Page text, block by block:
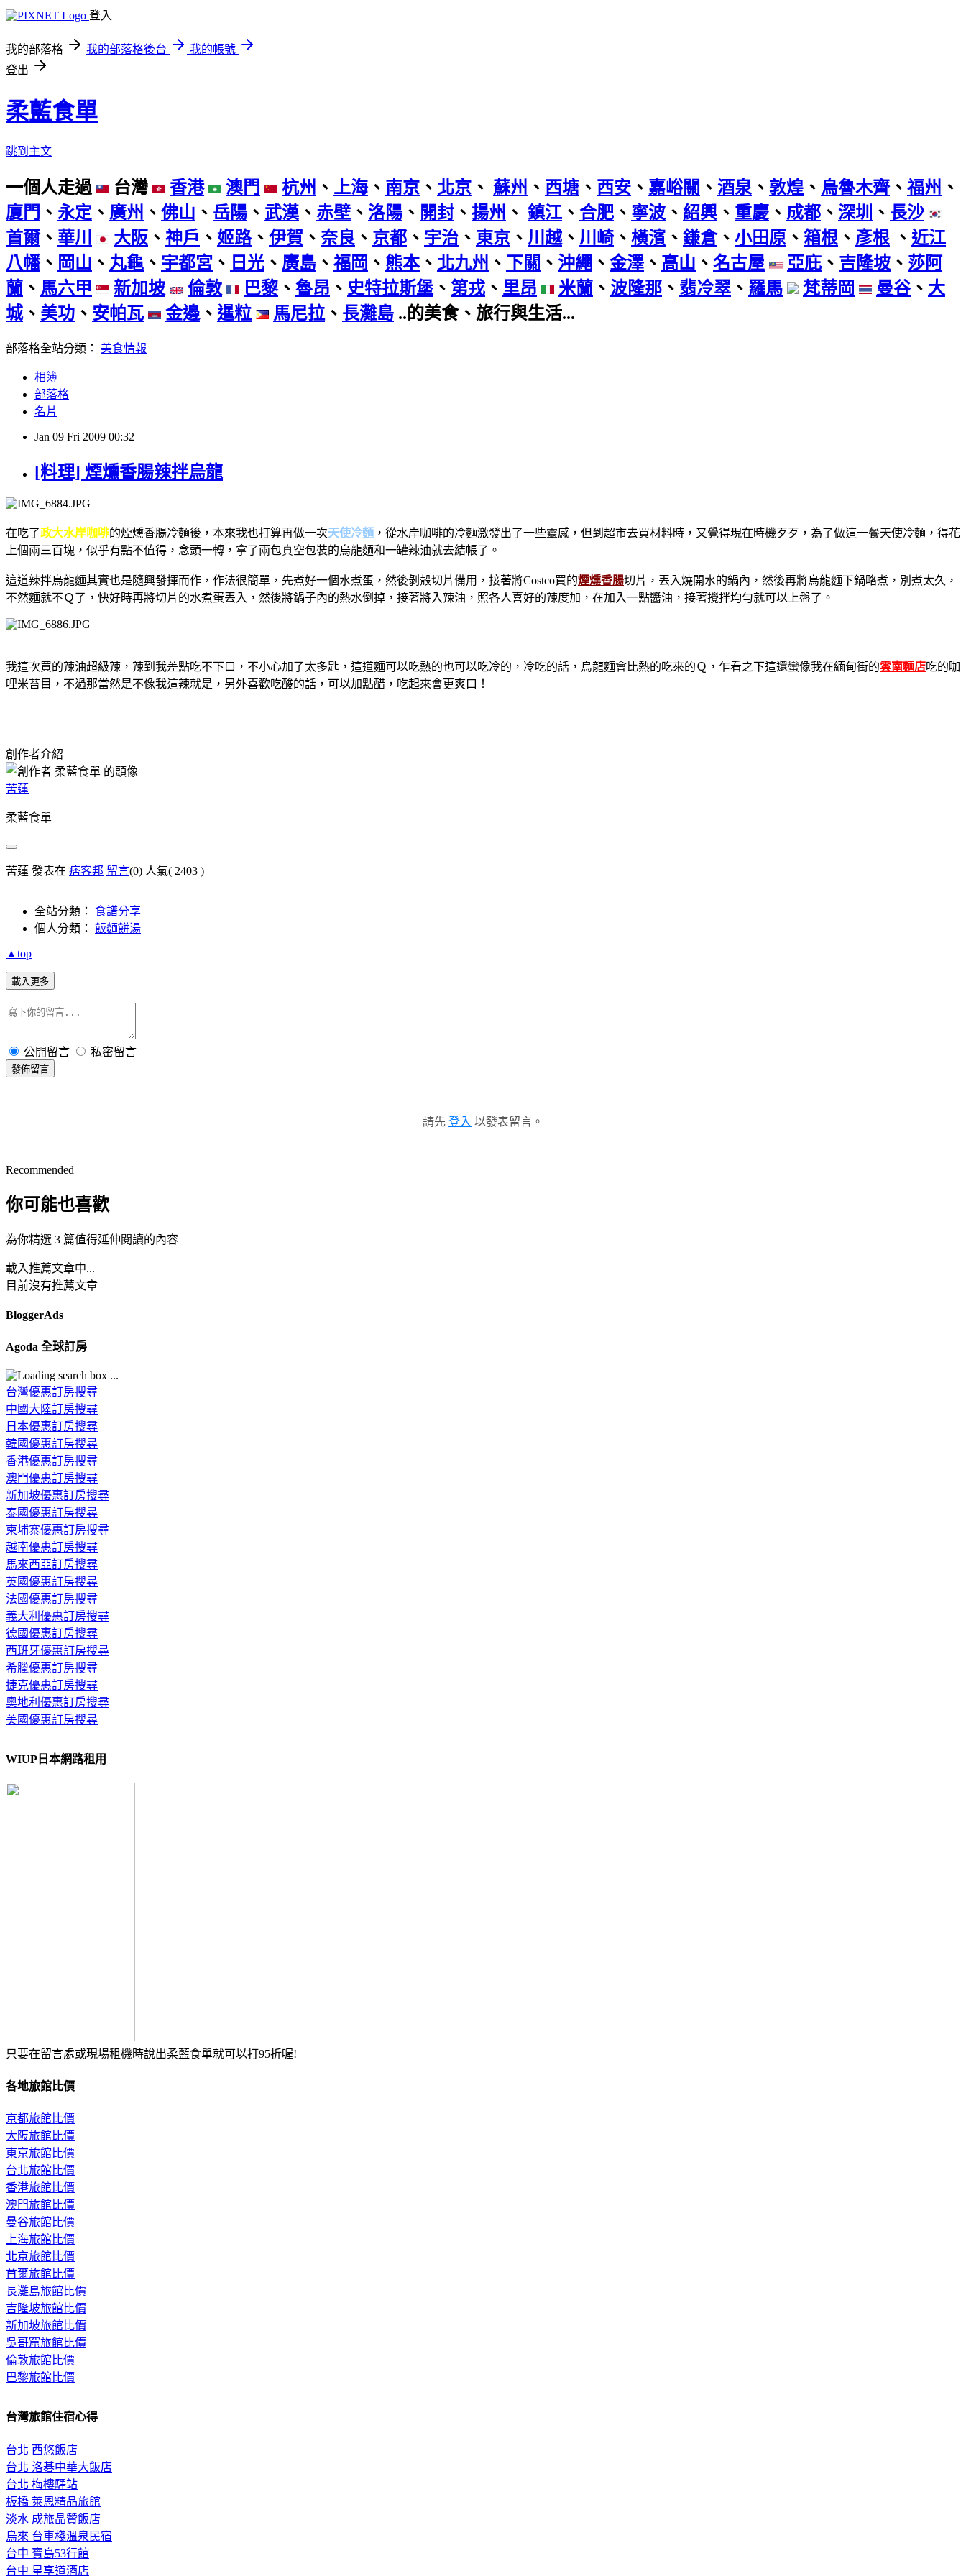
登入
我的部落格 我的部落格後台
我的帳號
登出
柔藍食單
跳到主文
一個人走過 台灣 香港 澳門 杭州 、 上海、 南京 、 北京 、 蘇州 、 西塘 、 西安 、 嘉峪關 、 酒泉 、 敦煌 、 烏魯木齊、 福州 、
廈門 、 永定 、 廣州 、 佛山 、 岳陽 、 武漢 、 赤壁 、 洛陽 、 開封 、 揚州 、 鎮江 、 合肥 、 寧波 、 紹興 、 重慶、 成都 、 深圳 、 長沙
首爾、 華川 大阪 、 神戶 、 姬路、 伊賀 、 奈良 、 京都 、 宇治 、 東京 、 川越 、 川崎 、 橫濱 、 鎌倉、 小田原 、 箱根 、 彥根 、 近江
八幡 、 岡山 、 丸龜 、 宇都宮 、 日光 、 廣島 、 福岡 、 熊本、 北九州 、 下關 、 沖繩 、 金澤 、 高山 、 名古屋 亞庇 、 吉隆坡 、 莎阿
蘭 、 馬六甲 新加坡 倫敦 巴黎、 魯昂 、 史特拉斯堡 、 第戎 、 里昂 米蘭 、 波隆那 、 翡冷翠 、 羅馬 梵蒂岡 曼谷、 大
城、 美功 、 安帕瓦 金邊 、 暹粒 馬尼拉 、 長灘島 ..的美食、旅行與生活...
部落格全站分類： 美食情報
相簿
部落格
名片
Jan 09 Fri 2009 00:32
[料理] 煙燻香腸辣拌烏龍
在吃了政大水岸咖啡的煙燻香腸冷麵後，本來我也打算再做一次天使冷麵 ，從水岸咖啡的冷麵激發出了一些靈感，但到超市去買材料時，又覺得現在時機歹歹，為了做這一餐天使冷麵，得花
上個兩三百塊，似乎有點不值得，念頭一轉，拿了兩包真空包裝的烏龍麵和一罐辣油就去結帳了。
這道辣拌烏龍麵其實也是隨興發揮而作，作法很簡單，先煮好一個水煮蛋，然後剝殼切片備用，接著將Costco買的煙燻香腸切片，丟入燒開水的鍋內，然後再將烏龍麵下鍋略煮，別煮太久，
不然麵就不Ｑ了，快好時再將切片的水煮蛋丟入，然後將鍋子內的熱水倒掉，接著將入辣油，照各人喜好的辣度加，在加入一點醬油，接著攪拌均勻就可以上盤了。
我這次買的辣油超級辣，辣到我差點吃不下口，不小心加了太多匙，這道麵可以吃熱的也可以吃冷的，冷吃的話，烏龍麵會比熱的吃來的Ｑ，乍看之下這還蠻像我在緬甸街的雲南麵店吃的咖
哩米苔目，不過那當然是不像我這辣就是，另外喜歡吃酸的話，可以加點醋，吃起來會更爽口！
創作者介紹
苦蓮
柔藍食單
苦蓮 發表在 痞客邦 留言(0) 人氣( 2403 )
全站分類： 食譜分享
個人分類： 飯麵餅湯
▲top
載入更多
公開留言 私密留言
發佈留言
請先 登入 以發表留言。
Recommended
你可能也喜歡
為你精選 3 篇值得延伸閱讀的內容
載入推薦文章中...
目前沒有推薦文章
BloggerAds
Agoda 全球訂房
台灣優惠訂房搜尋
中國大陸訂房搜尋
日本優惠訂房搜尋
韓國優惠訂房搜尋
香港優惠訂房搜尋
澳門優惠訂房搜尋
新加坡優惠訂房搜尋
泰國優惠訂房搜尋
柬埔寨優惠訂房搜尋
越南優惠訂房搜尋
馬來西亞訂房搜尋
英國優惠訂房搜尋
法國優惠訂房搜尋
義大利優惠訂房搜尋
德國優惠訂房搜尋
西班牙優惠訂房搜尋
希臘優惠訂房搜尋
捷克優惠訂房搜尋
奧地利優惠訂房搜尋
美國優惠訂房搜尋
WIUP日本網路租用
只要在留言處或現場租機時說出柔藍食單就可以打95折喔!
各地旅館比價
京都旅館比價
大阪旅館比價
東京旅館比價
台北旅館比價
香港旅館比價
澳門旅館比價
曼谷旅館比價
上海旅館比價
北京旅館比價
首爾旅館比價
長灘島旅館比價
吉隆坡旅館比價
新加坡旅館比價
吳哥窟旅館比價
倫敦旅館比價
巴黎旅館比價
台灣旅館住宿心得
台北 西悠飯店
台北 洛碁中華大飯店
台北 梅樓驛站
板橋 萊恩精品旅館
淡水 成旅晶贊飯店
烏來 台車棧溫泉民宿
台中 寶島53行館
台中 星享道酒店